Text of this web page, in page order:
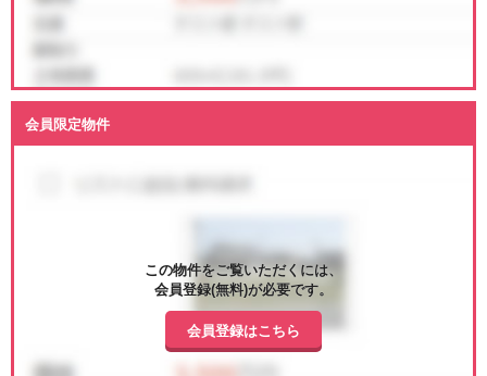
会員限定物件
この物件をご覧いただくには、
会員登録(無料)が必要です。
会員登録はこちら